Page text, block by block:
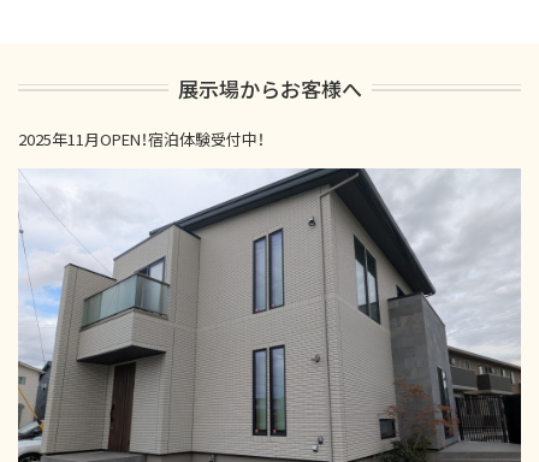
展示場からお客様へ
2025年11月OPEN！宿泊体験受付中！